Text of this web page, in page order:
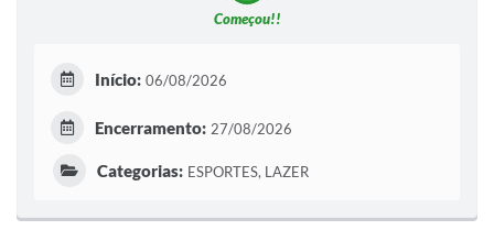
Começou!!
Início: 06/08/2026
Encerramento: 27/08/2026
Categorias: ESPORTES, LAZER